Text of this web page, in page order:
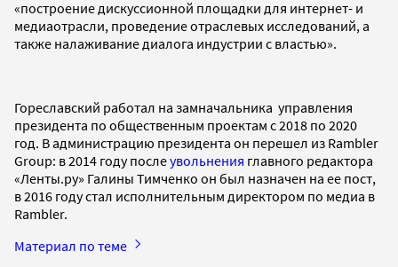
«построение дискуссионной площадки для интернет- и
медиаотрасли, проведение отраслевых исследований, а
также налаживание диалога индустрии с властью».
Гореславский работал на замначальника управления
президента по общественным проектам с 2018 по 2020
год. В администрацию президента он перешел из Rambler
Group: в 2014 году послеувольнения главного редактора
«Ленты.ру» Галины Тимченко он был назначен на ее пост,
в 2016 году стал исполнительным директором по медиа в
Rambler.
Материал по теме